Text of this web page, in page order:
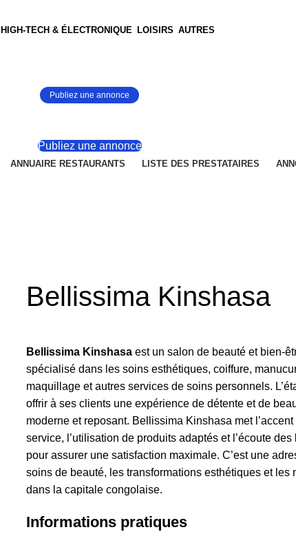
HIGH-TECH & ÉLECTRONIQUE LOISIRS AUTRES
Publiez une annonce
Publiez une annonce
ANNUAIRE RESTAURANTS LISTE DES PRESTATAIRES
Bellissima Kinshasa
Bellissima Kinshasa est un salon de beauté et bien-
spécialisé dans les soins esthétiques, coiffure,
maquillage et autres services de soins personnels.
offrir à ses clients une expérience de détente et de
moderne et reposant. Bellissima Kinshasa met
service, l’utilisation de produits adaptés et l’écoute
pour assurer une satisfaction maximale. C’est une
soins de beauté, les transformations esthétiques et les
dans la capitale congolaise.
Informations pratiques